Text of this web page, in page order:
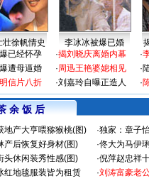
壮徐帆情史 李冰冰被爆已婚
已经怀孕
遭母逼婚
信片八折
·揭刘晓庆离婚内幕
·周迅王艳婆媳相见
·刘嘉玲自曝正造人
·
·
·
余 饭 后
地产大亨喂猕猴桃(图) ·独家：章子
产后恢复好身材(图) ·佟大为马伊
头休闲装秀性感(图) ·倪萍赵忠祥
红地毯服装皆为租赁 ·刘涛富豪老